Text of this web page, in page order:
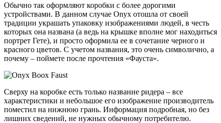
Обычно так оформляют коробки с более дорогими
устройствами. В данном случае Onyx отошла от своей
традиции украшать упаковку изображениями людей, в честь
которых она названа (а ведь на крышке вполне мог находиться
портрет Гете), и просто оформила ее в сочетание черного и
красного цветов. С учетом названия, это очень символично, а
почему – поймете после прочтения «Фауста».
Сверху на коробке есть только название ридера – все
характеристики и небольшое его изображение производитель
поместил на нижнюю грань. Информация подробная, но без
лишних сведений, не нужных обычному потребителю.